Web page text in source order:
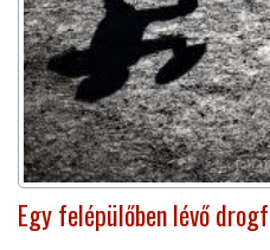
Egy felépülőben lévő